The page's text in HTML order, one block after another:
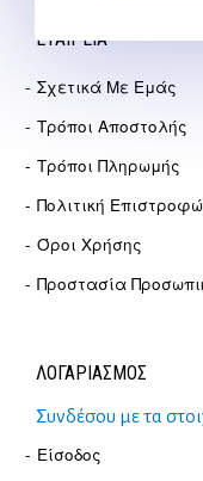
ΕΤΑΙΡΕΊΑ
Σχετικά Με Εμάς
Τρόποι Αποστολής
Τρόποι Πληρωμής
Πολιτική
Όροι Χρήσης
Προστασία
ΛΟΓΑΡΙΑΣΜΟΣ
Συνδέσου με τα
Είσοδος